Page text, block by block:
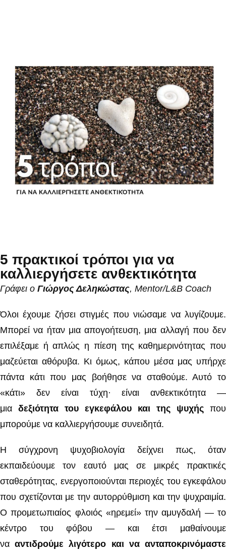
5 πρακτικοί τρόποι για να
καλλιεργήσετε ανθεκτικότητα
Γράφει ο Γιώργος Δεληκώστας, Mentor/L&B Coach
Όλοι έχουμε ζήσει στιγμές που νιώσαμε να λυγίζουμε.
Μπορεί να ήταν μια απογοήτευση, μια αλλαγή που δεν
επιλέξαμε ή απλώς η πίεση της καθημερινότητας που
μαζεύεται αθόρυβα. Κι όμως, κάπου μέσα μας υπήρχε
πάντα κάτι που μας βοήθησε να σταθούμε. Αυτό το
«κάτι» δεν είναι τύχη· είναι ανθεκτικότητα —
μια δεξιότητα του εγκεφάλου και της ψυχής που
μπορούμε να καλλιεργήσουμε συνειδητά.
Η σύγχρονη ψυχοβιολογία δείχνει πως, όταν
εκπαιδεύουμε τον εαυτό μας σε μικρές πρακτικές
σταθερότητας, ενεργοποιούνται περιοχές του εγκεφάλου
που σχετίζονται με την αυτορρύθμιση και την ψυχραιμία.
Ο προμετωπιαίος φλοιός «ηρεμεί» την αμυγδαλή — το
κέντρο του φόβου — και έτσι μαθαίνουμε
νααντιδρούμε λιγότερο και να ανταποκρινόμαστε